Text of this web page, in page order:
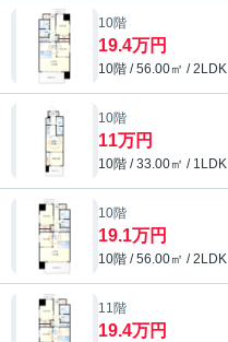
10階
19.4万円
10階 / 56.00㎡ / 2LDK
10階
11万円
10階 / 33.00㎡ / 1LDK
10階
19.1万円
10階 / 56.00㎡ / 2LDK
11階
19.4万円